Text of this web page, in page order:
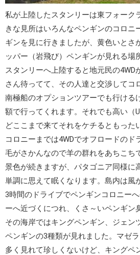
私が上陸したスタンリーは東フォーク
きな見所はいろんなペンギンのコロニ
ギンを見に行きましたが、黄色いとさ
ッパー（岩飛び）ペンギンが見れる場
スタンリーへ上陸すると地元民の4WD
さん待ってて、その人達と交渉してコ
南極船のオプションツアーでも行ける
額で行ってくれます。それでも高い（
どここまで来てそれをケチるともった
コロニーまでは4WDでオフロードのド
毛がさかんなので羊の群れをあちこち
景色が続きますが、パタゴニア同様に
単調に思えて眠くなります。島内は風
3時間のドライブでペンギンコロニー
ーへ近づくにつれ、
くさ～いペンギン
その海岸ではキングペンギン、 ジェン
ペンギンの3種類が見れました。マゼ
多く見れて珍しくないけど、キングペ